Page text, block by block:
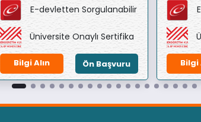
E-devletten Sorgulanabilir
Üniversite Onaylı Sertifika
Bilgi Alın Ön Başvuru Bilgi